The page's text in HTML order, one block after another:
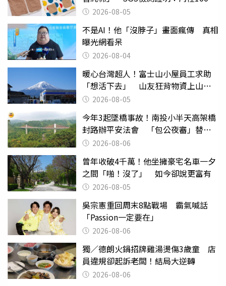
聚酯纖維
2026-08-05
不是AI！他「沒脖子」畫面瘋傳 真相
曝光網看呆
2026-08-04
暖心台灣超人！富士山小屋員工求助
「想活下去」 山友狂背物資上山：
台灣真的是寶島
2026-08-05
今年3起墜橋事故！南投小半天高架橋
封路辦平安法會 「包公夜審」替亡
魂伸冤
2026-08-06
曾年收破4千萬！他坐擁豪宅名車一夕
之間「啪！沒了」 如今卻說更富有
2026-08-05
吳宗憲重回周末8點戰場 霸氣喊話
「Passion一定要在」
2026-08-06
獨／德朗火鍋招牌雞湯燙傷3歲童 店
員違規卻起訴老闆！結局大逆轉
2026-08-06